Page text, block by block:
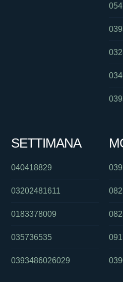
SETTIMANA
040418829
03202481611
0183378009
035736535
0393486026029